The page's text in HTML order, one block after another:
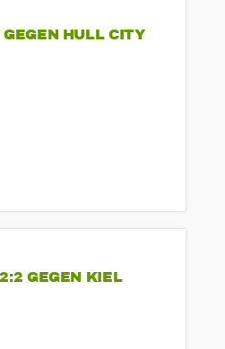
HULL CITY
GEGEN KIEL